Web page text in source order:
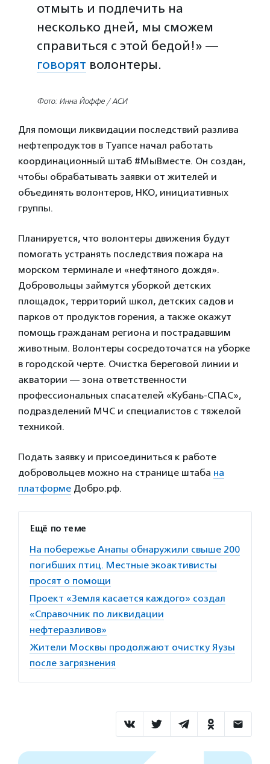
отмыть и подлечить на
несколько дней, мы сможем
справиться с этой бедой!» —
говорят волонтеры.
Фото: Инна Йоффе / АСИ
Для помощи ликвидации последствий разлива
нефтепродуктов в Туапсе начал работать
координационный штаб #МыВместе. Он создан,
чтобы обрабатывать заявки от жителей и
объединять волонтеров, НКО, инициативных
группы.
Планируется, что волонтеры движения будут
помогать устранять последствия пожара на
морском терминале и «нефтяного дождя».
Добровольцы займутся уборкой детских
площадок, территорий школ, детских садов и
парков от продуктов горения, а также окажут
помощь гражданам региона и пострадавшим
животным. Волонтеры сосредоточатся на уборке
в городской черте. Очистка береговой линии и
акватории — зона ответственности
профессиональных спасателей «Кубань-СПАС»,
подразделений МЧС и специалистов с тяжелой
техникой.
Подать заявку и присоединиться к работе
добровольцев можно на странице штаба на
платформе Добро.рф.
Ещё по теме
На побережье Анапы обнаружили свыше 200
погибших птиц. Местные экоактивисты
просят о помощи
Проект «Земля касается каждого» создал
«Справочник по ликвидации
нефтеразливов»
Жители Москвы продолжают очистку Яузы
после загрязнения